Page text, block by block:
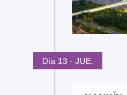
Día 13 - JUE.